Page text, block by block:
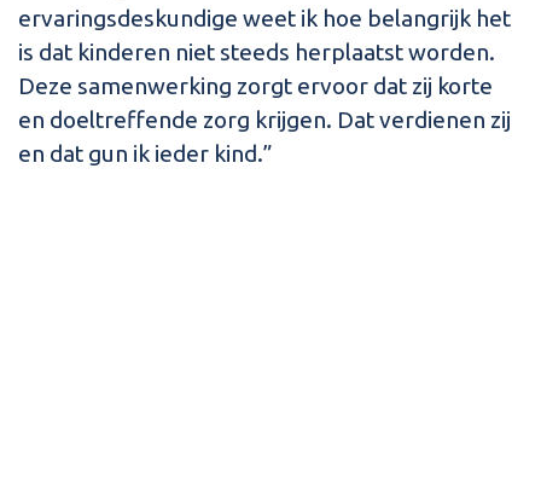
ervaringsdeskundige weet ik hoe belangrijk het
is dat kinderen niet steeds herplaatst worden.
Deze samenwerking zorgt ervoor dat zij korte
en doeltreffende zorg krijgen. Dat verdienen zij
en dat gun ik ieder kind.”